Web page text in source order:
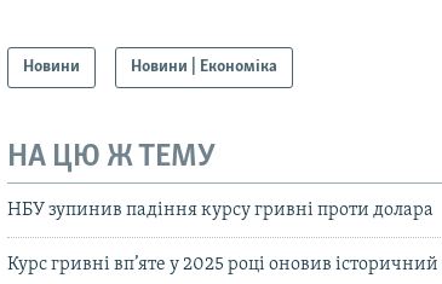
Новини Новини | Економіка
НА ЦЮ Ж ТЕМУ
НБУ зупинив падіння курсу гривні проти долара
Курс гривні вп’яте у 2025 році оновив